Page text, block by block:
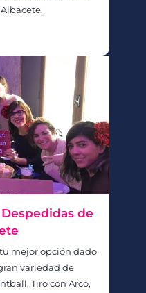
de
mejor opción dado
variedad de
Tiro con Arco,